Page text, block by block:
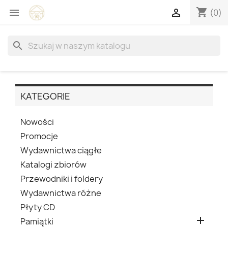
 shopping_cart (0)

search
KATEGORIE
Nowości
Promocje
Wydawnictwa ciągłe
Katalogi zbiorów
Przewodniki i foldery
Wydawnictwa różne
Płyty CD
Pamiątki
